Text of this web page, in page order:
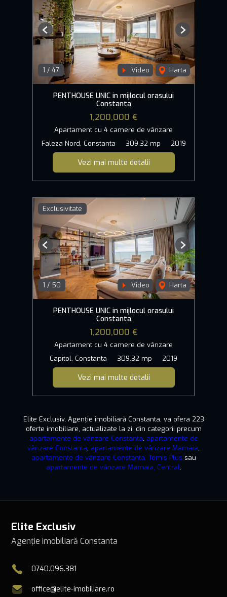
1 / 47 Video Harta
Previous Next
PENTHOUSE UNIC in mijlocul orasului
Constanta
1,200,000 €
Apartament cu 4 camere de vânzare
Faleza Nord, Constanta
309.32 mp 2019
Vezi mai multe detalii
Exclusivitate
1 / 50 Video Harta
Previous Next
PENTHOUSE UNIC in mijlocul orasului
Constanta
1,200,000 €
Apartament cu 4 camere de vânzare
Capitol, Constanta
309.32 mp 2019
Vezi mai multe detalii
Elite Exclusiv, Agenție imobiliară Constanta, va ofera 223
oferte imobiliare, actualizate la zi, din categorii precum
apartamente de vânzare Constanta, apartamente de
vânzare Constanta, apartamente de vânzare Mamaia,
apartamente de vânzare Constanta, Tomis Plus sau
apartamente de vânzare Mamaia, Central.
Elite Exclusiv
Agenție imobiliară Constanta
0740.096.381
office@elite-imobiliare.ro